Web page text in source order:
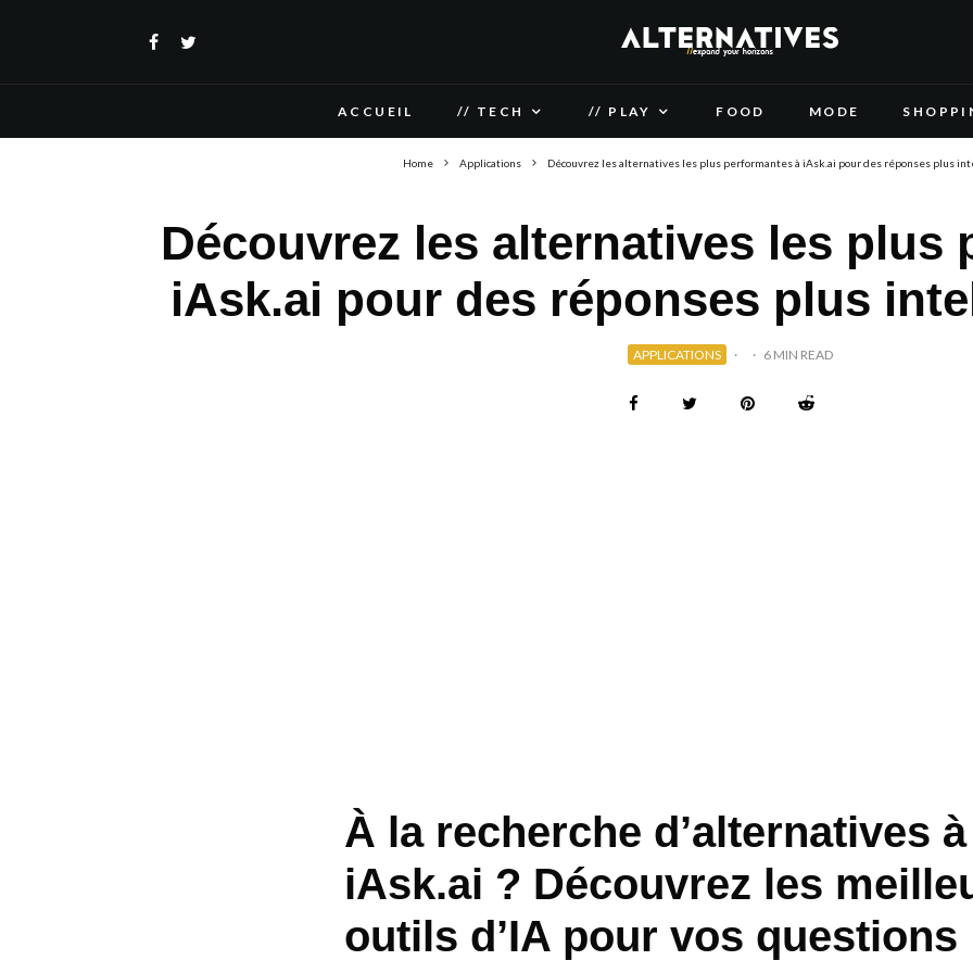
ACCUEIL // TECH // PLAY FOOD MODE
Home Applications Découvrez les alternatives les plus performantes à iAsk.ai pour des réponses plus
Découvrez les alternatives les plus
iAsk.ai pour des réponses plus
APPLICATIONS · · 6 MIN READ
À la recherche d’alternatives à
iAsk.ai ? Découvrez les
outils d’IA pour vos questions